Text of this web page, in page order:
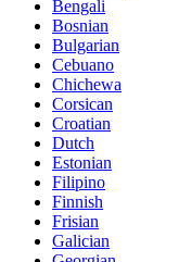
Bengali
Bosnian
Bulgarian
Cebuano
Chichewa
Corsican
Croatian
Dutch
Estonian
Filipino
Finnish
Frisian
Galician